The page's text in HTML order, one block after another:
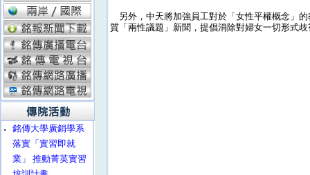
‧
銘傳大學廣銷學系
落實「實習即就
業」 推動菁英實習
另外，中天將加強員工對於「女性平權概念」
質「兩性議題」新聞，提倡消除對婦女一切形式